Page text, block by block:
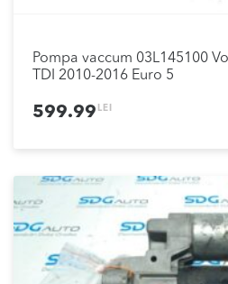
Pompa vaccum 03L145100
TDI 2010-2016 Euro 5
599.99 LEI